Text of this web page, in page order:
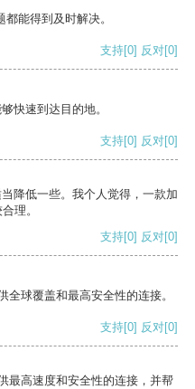
能得到及时解决。
支持[0] 反对[0]
快速到达目的地。
支持[0] 反对[0]
降低一些。我个人觉得，一款加
理。
支持[0] 反对[0]
球覆盖和最高安全性的连接。
支持[0] 反对[0]
最高速度和安全性的连接，并帮